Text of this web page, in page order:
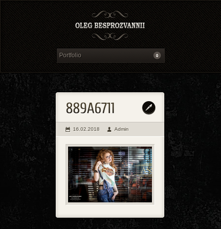
16.02.2018 Admin